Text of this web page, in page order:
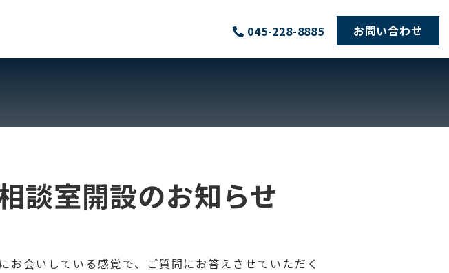
045-228-8885 お問い合わせ
談室開設のお知らせ
会いしている感覚で、ご質問にお答えさせていただく